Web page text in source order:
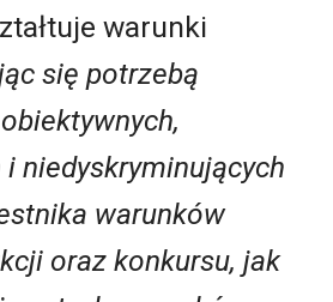
warunki
się potrzebą
niedyskryminujących
warunków
oraz konkursu, jak